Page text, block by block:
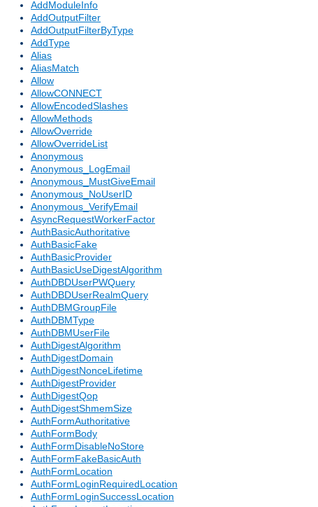
AddModuleInfo
AddOutputFilter
AddOutputFilterByType
AddType
Alias
AliasMatch
Allow
AllowCONNECT
AllowEncodedSlashes
AllowMethods
AllowOverride
AllowOverrideList
Anonymous
Anonymous_LogEmail
Anonymous_MustGiveEmail
Anonymous_NoUserID
Anonymous_VerifyEmail
AsyncRequestWorkerFactor
AuthBasicAuthoritative
AuthBasicFake
AuthBasicProvider
AuthBasicUseDigestAlgorithm
AuthDBDUserPWQuery
AuthDBDUserRealmQuery
AuthDBMGroupFile
AuthDBMType
AuthDBMUserFile
AuthDigestAlgorithm
AuthDigestDomain
AuthDigestNonceLifetime
AuthDigestProvider
AuthDigestQop
AuthDigestShmemSize
AuthFormAuthoritative
AuthFormBody
AuthFormDisableNoStore
AuthFormFakeBasicAuth
AuthFormLocation
AuthFormLoginRequiredLocation
AuthFormLoginSuccessLocation